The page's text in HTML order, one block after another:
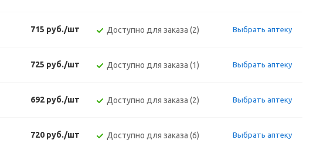
715 руб./шт Доступно для заказа (2) Выбрать аптеку
725 руб./шт Доступно для заказа (1) Выбрать аптеку
692 руб./шт Доступно для заказа (2) Выбрать аптеку
720 руб./шт Доступно для заказа (6) Выбрать аптеку